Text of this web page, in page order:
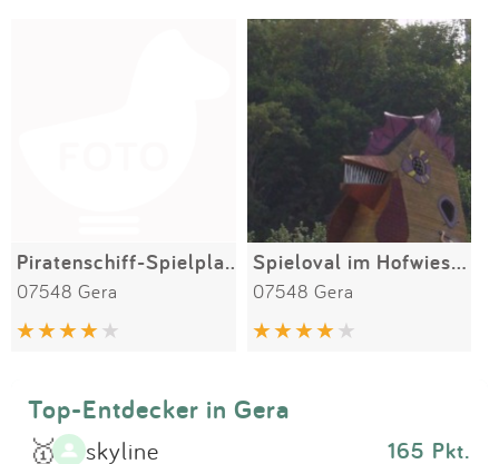
Anmelden
SPIELGERÄTE
Piratenschiff-Spielplatz am Gries
07548 Gera
Spieloval im Hofwiesenpark
07548 Gera
Top-Entdecker in Gera
🥇 skyline 165 Pkt.